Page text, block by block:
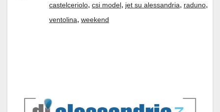
castelceriolo, csi model, jet su alessandria, raduno,
ventolina, weekend